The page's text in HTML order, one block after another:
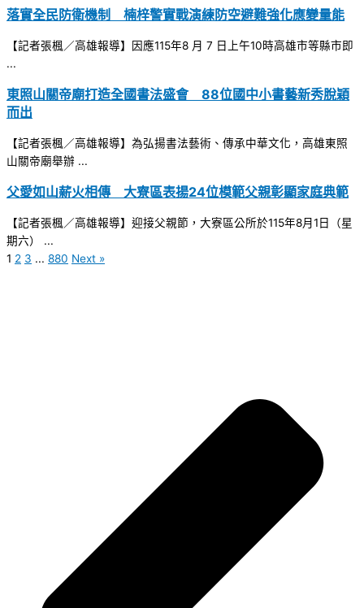
落實全民防衛機制 楠梓警實戰演練防空避難強化應變量能
【記者張楓／高雄報導】因應115年8 月 7 日上午10時高雄市等縣市即
...
東照山關帝廟打造全國書法盛會 88位國中小書藝新秀脫穎
而出
【記者張楓／高雄報導】為弘揚書法藝術、傳承中華文化，高雄東照
山關帝廟舉辦 ...
父愛如山薪火相傳 大寮區表揚24位模範父親彰顯家庭典範
【記者張楓／高雄報導】迎接父親節，大寮區公所於115年8月1日（星
期六） ...
1 2 3 ... 880 Next »